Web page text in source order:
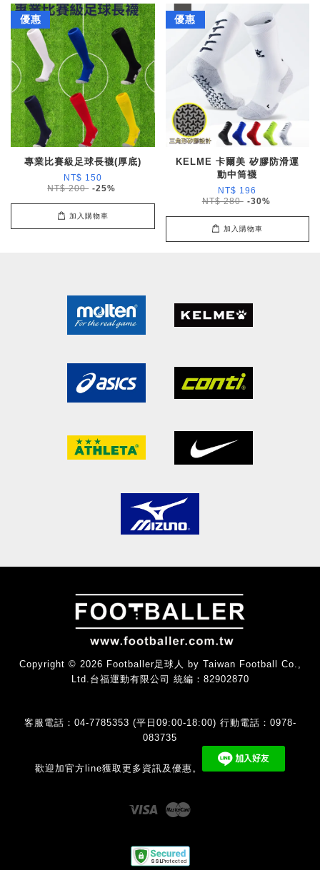
優惠
專業比賽級足球長襪(厚底)
NT$ 150
NT$ 200 -25%
加入購物車
優惠
KELME 卡爾美 矽膠防滑運
動中筒襪
NT$ 196
NT$ 280 -30%
加入購物車
Copyright © 2026 Footballer足球人 by Taiwan Football Co.,
Ltd.台福運動有限公司 統編：82902870
客服電話：04-7785353 (平日09:00-18:00) 行動電話：0978-
083735
歡迎加官方line獲取更多資訊及優惠。
Visa